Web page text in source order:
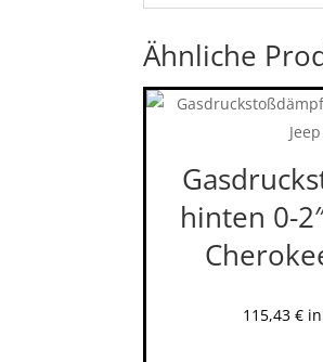
Ähnliche
hinten 0-
115,43 €